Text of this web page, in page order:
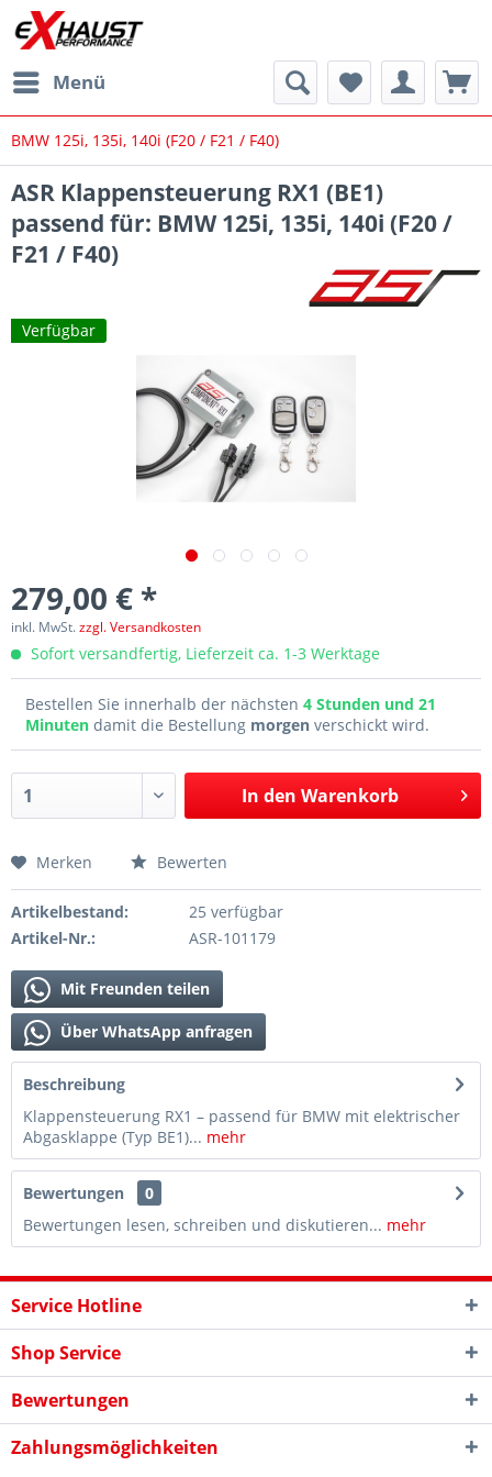
Menü
BMW 125i, 135i, 140i (F20 / F21 / F40)
ASR Klappensteuerung RX1 (BE1)
passend für: BMW 125i, 135i, 140i (F20 /
F21 / F40)
Verfügbar
279,00 € *
inkl. MwSt.zzgl. Versandkosten
Sofort versandfertig, Lieferzeit ca. 1-3 Werktage
Bestellen Sie innerhalb der nächsten 4 Stunden und 21
Minuten damit die Bestellung morgen verschickt wird.
In den Warenkorb
Merken Bewerten
Artikelbestand:
25 verfügbar
Artikel-Nr.:
ASR-101179
Mit Freunden teilen
Über WhatsApp anfragen
Beschreibung
Klappensteuerung RX1 – passend für BMW mit elektrischer
Abgasklappe (Typ BE1)... mehr
Bewertungen
0
Bewertungen lesen, schreiben und diskutieren... mehr
Service Hotline
Shop Service
Bewertungen
Zahlungsmöglichkeiten